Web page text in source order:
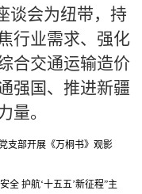
谈会为纽带，持
行业需求、强化
合交通运输造价
强国、推进新疆
量。
支部开展《万桐书》观影
全 护航‘十五五’新征程”主